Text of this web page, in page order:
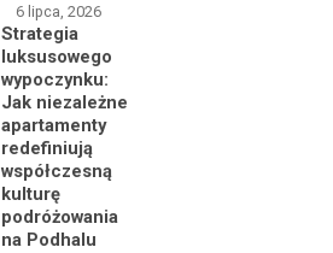
6 lipca, 2026
Strategia
luksusowego
wypoczynku:
Jak niezależne
apartamenty
redefiniują
współczesną
kulturę
podróżowania
na Podhalu